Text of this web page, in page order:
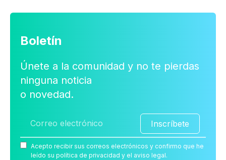
Boletín
Únete a la comunidad y no te pierdas
ninguna noticia
o novedad.
Inscríbete
Acepto recibir sus correos electrónicos y confirmo que he
leído su política de privacidad y el aviso legal.